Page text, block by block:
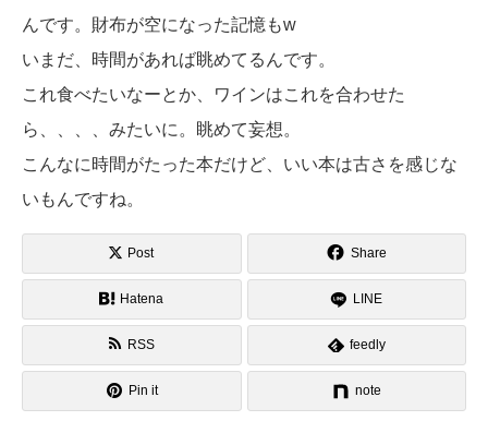
んです。財布が空になった記憶もw
いまだ、時間があれば眺めてるんです。
これ食べたいなーとか、ワインはこれを合わせた
ら、、、、みたいに。眺めて妄想。
こんなに時間がたった本だけど、いい本は古さを感じな
いもんですね。
Post Share
Hatena LINE
RSS feedly
Pin it note